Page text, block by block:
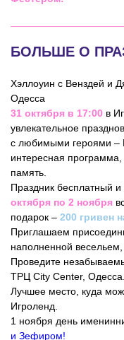
БОЛЬШЕ О
Хэллоуин с Венздей и
Одесса
31 октября в 17:00 в
увлекательное
с любимыми героями –
интересная
память.
Праздник бесплатный
октября по 2 ноября
подарок – 200 гривен
Приглашаем
наполненной
Проведите
ТРЦ City Center, Одесса.
Лучшее место, куда
Игроленд.
1 ноября день
и Зефиром!